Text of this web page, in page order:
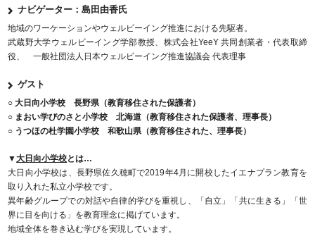
ナビゲーター：島田由香氏
地域のワーケーションやウェルビーイング推進における先駆者。
武蔵野大学ウェルビーイング学部教授、株式会社YeeY 共同創業者・代表取締
役、 一般社団法人日本ウェルビーイング推進協議会 代表理事
ゲスト
○ 大日向小学校 長野県（教育移住された保護者）
○ まおい学びのさと小学校 北海道（教育移住された保護者、理事長）
○ うつほの杜学園小学校 和歌山県（教育移住された、理事長）
▼大日向小学校とは…
大日向小学校は、長野県佐久穂町で2019年4月に開校したイエナプラン教育を
取り入れた私立小学校です。
異年齢グループでの対話や自律的学びを重視し、「自立」「共に生きる」「世
界に目を向ける」を教育理念に掲げています。
地域全体を巻き込む学びを実現しています。